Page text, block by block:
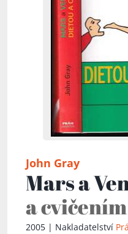
John Gray
Mars a
a
2005 | Nakladatelství